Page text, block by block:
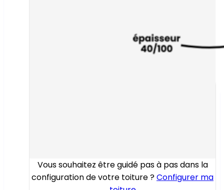
Vous souhaitez être guidé pas à pas dans la
configuration de votre toiture ?Configurer ma